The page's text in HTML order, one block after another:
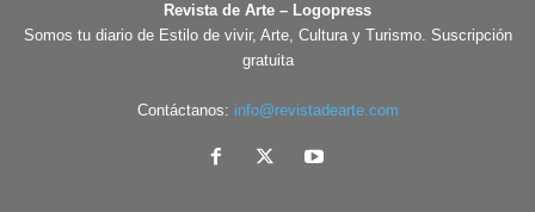
Revista de Arte – Logopress
Somos tu diario de Estilo de vivir, Arte, Cultura y Turismo. Suscripción
gratuita
Contáctanos: info@revistadearte.com